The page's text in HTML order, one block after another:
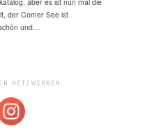
der Comer See ist
und…
NETZWERKEN